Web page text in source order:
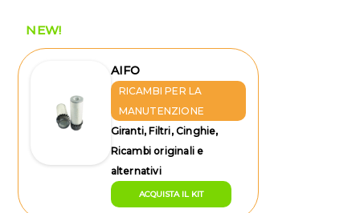
NEW!
AIFO
RICAMBI PER LA
MANUTENZIONE
Giranti, Filtri, Cinghie,
Ricambi originali e
alternativi
ACQUISTA IL KIT